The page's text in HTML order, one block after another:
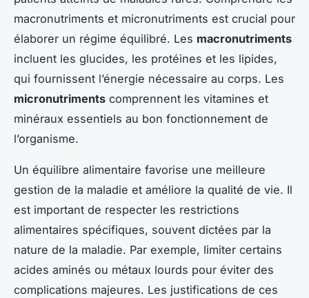
macronutriments et micronutriments est crucial pour
élaborer un régime équilibré. Les macronutriments
incluent les glucides, les protéines et les lipides,
qui fournissent l’énergie nécessaire au corps. Les
micronutriments comprennent les vitamines et
minéraux essentiels au bon fonctionnement de
l’organisme.
Un équilibre alimentaire favorise une meilleure
gestion de la maladie et améliore la qualité de vie. Il
est important de respecter les restrictions
alimentaires spécifiques, souvent dictées par la
nature de la maladie. Par exemple, limiter certains
acides aminés ou métaux lourds pour éviter des
complications majeures. Les justifications de ces